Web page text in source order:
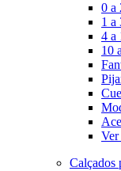
0 a
1 a
4 a
10
Calçados